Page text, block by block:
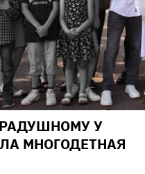
У
МНОГОДЕТНАЯ